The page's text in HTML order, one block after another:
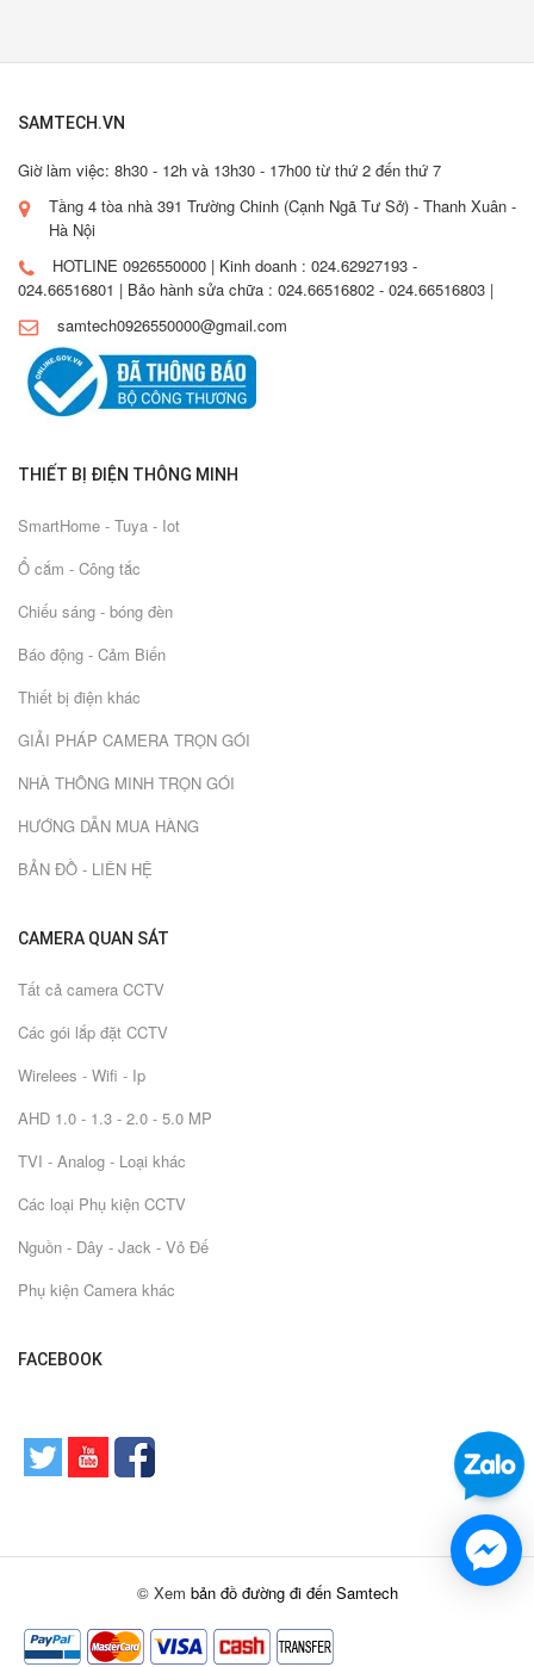
SAMTECH.VN
Giờ làm việc: 8h30 - 12h và 13h30 - 17h00 từ thứ 2 đến thứ 7
Tầng 4 tòa nhà 391 Trường Chinh (Cạnh Ngã Tư Sở) - Thanh Xuân -
Hà Nội
HOTLINE 0926550000 | Kinh doanh : 024.62927193 -
024.66516801 | Bảo hành sửa chữa : 024.66516802 - 024.66516803 |
samtech0926550000@gmail.com
THIẾT BỊ ĐIỆN THÔNG MINH
SmartHome - Tuya - Iot
Ổ cắm - Công tắc
Chiếu sáng - bóng đèn
Báo động - Cảm Biến
Thiết bị điện khác
GIẢI PHÁP CAMERA TRỌN GÓI
NHÀ THÔNG MINH TRỌN GÓI
HƯỚNG DẪN MUA HÀNG
BẢN ĐỒ - LIÊN HỆ
CAMERA QUAN SÁT
Tất cả camera CCTV
Các gói lắp đặt CCTV
Wirelees - Wifi - Ip
AHD 1.0 - 1.3 - 2.0 - 5.0 MP
TVI - Analog - Loại khác
Các loại Phụ kiện CCTV
Nguồn - Dây - Jack - Vỏ Đế
Phụ kiện Camera khác
FACEBOOK
© Xem bản đồ đường đi đến Samtech